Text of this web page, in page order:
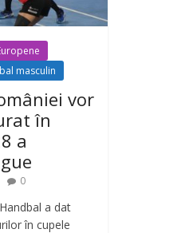
masculin
vor
în
a
0
a dat
în cupele